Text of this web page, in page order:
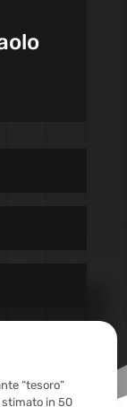
“tesoro”
stimato in 50